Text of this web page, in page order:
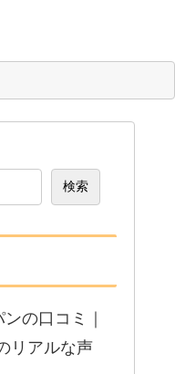
検索
の口コミ｜
リアルな声